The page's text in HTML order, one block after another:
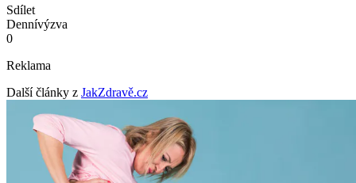
Sdílet
Dennívýzva
0
Reklama
Další články z JakZdravě.cz